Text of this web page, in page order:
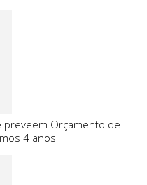
preveem Orçamento de
4 anos